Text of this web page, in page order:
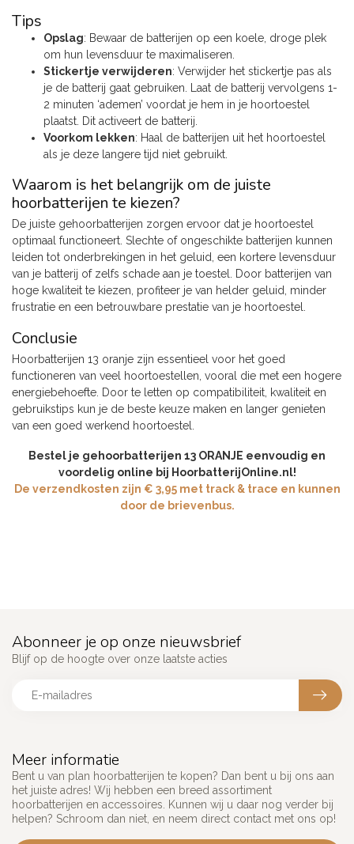
Tips
Opslag: Bewaar de batterijen op een koele, droge plek
om hun levensduur te maximaliseren.
Stickertje verwijderen: Verwijder het stickertje pas als
je de batterij gaat gebruiken. Laat de batterij vervolgens 1-
2 minuten ‘ademen’ voordat je hem in je hoortoestel
plaatst. Dit activeert de batterij.
Voorkom lekken: Haal de batterijen uit het hoortoestel
als je deze langere tijd niet gebruikt.
Waarom is het belangrijk om de juiste
hoorbatterijen te kiezen?
De juiste gehoorbatterijen zorgen ervoor dat je hoortoestel
optimaal functioneert. Slechte of ongeschikte batterijen kunnen
leiden tot onderbrekingen in het geluid, een kortere levensduur
van je batterij of zelfs schade aan je toestel. Door batterijen van
hoge kwaliteit te kiezen, profiteer je van helder geluid, minder
frustratie en een betrouwbare prestatie van je hoortoestel.
Conclusie
Hoorbatterijen 13 oranje zijn essentieel voor het goed
functioneren van veel hoortoestellen, vooral die met een hogere
energiebehoefte. Door te letten op compatibiliteit, kwaliteit en
gebruikstips kun je de beste keuze maken en langer genieten
van een goed werkend hoortoestel.
Bestel je gehoorbatterijen 13 ORANJE eenvoudig en
voordelig online bij HoorbatterijOnline.nl!
De verzendkosten zijn € 3,95 met track & trace en kunnen
door de brievenbus.
Meer informatie
Bent u van plan hoorbatterijen te kopen? Dan bent u bij ons aan
het juiste adres! Wij hebben een breed assortiment
hoorbatterijen en accessoires. Kunnen wij u daar nog verder bij
helpen? Schroom dan niet, en neem direct contact met ons op!
Abonneer je op onze nieuwsbrief
Blijf op de hoogte over onze laatste acties